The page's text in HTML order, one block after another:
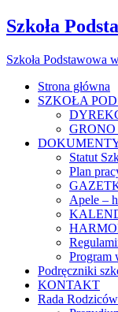
Szkoła
Szkoła Podstawowa
Strona główna
SZKOŁA
Statut
Plan
Apele –
Program
Podręczniki
KONTAKT
Rada Rodziców